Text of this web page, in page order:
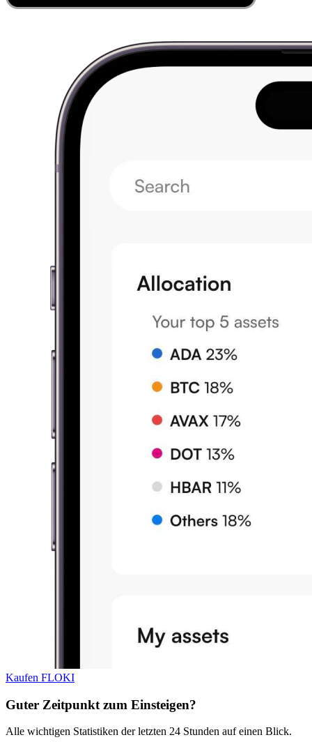
Kaufen FLOKI
Guter Zeitpunkt zum Einsteigen?
Alle wichtigen Statistiken der letzten 24 Stunden auf einen Blick.